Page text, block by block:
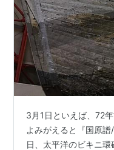
3月1日といえば、72
よみがえると『国原
日、太平洋のビキニ